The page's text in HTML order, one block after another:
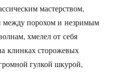
мастерством,
между порохом и незримым
хмелел от себя
клинках сторожевых
гулкой шкурой,